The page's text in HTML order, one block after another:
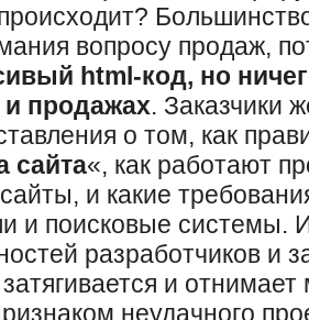
вопросу продаж,
html-код, но
и продажах. Заказчики
о том, как
сайта«, как работают
и какие
и поисковые системы.
разработчиков и
и
неудачного